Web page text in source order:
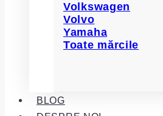
Volkswagen
Volvo
Yamaha
Toate mărcile
BLOG